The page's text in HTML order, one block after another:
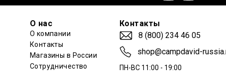
О нас
О компании
Контакты
Магазины в России
Сотрудничество
Контакты
8 (800) 234 46 05
shop@campdavid-
ПН-ВС 11:00 - 19:00